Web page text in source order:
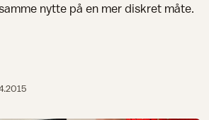
nytte på en mer diskret måte.